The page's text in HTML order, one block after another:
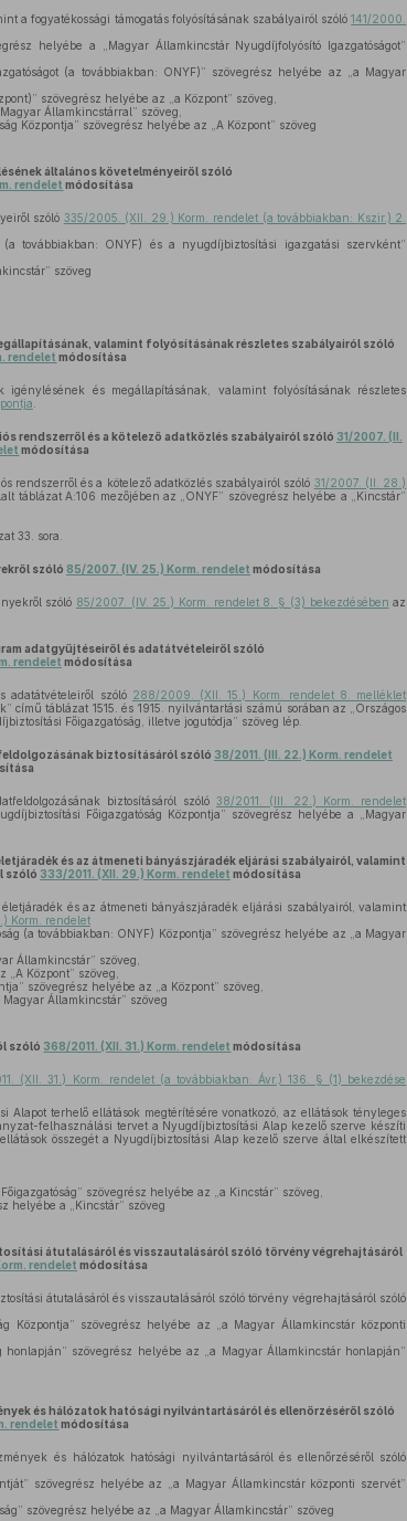
a fogyatékossági támogatás folyósításának szabályairól szóló141/2000.
helyébe a „Magyar Államkincstár Nyugdíjfolyósító Igazgatóságot”
(a továbbiakban: ONYF)” szövegrész helyébe az „a Magyar
szövegrész helyébe az „a Központ” szöveg,
Államkincstárral” szöveg,
Központja” szövegrész helyébe az „A Központ” szöveg
általános követelményeiről szóló
rendelet módosítása
szóló 335/2005. (XII. 29.) Korm. rendelet (a továbbiakban: Kszir.) 2.
továbbiakban: ONYF) és a nyugdíjbiztosítási igazgatási szervként”
szöveg
valamint folyósításának részletes szabályairól szóló
rendelet módosítása
és megállapításának, valamint folyósításának részletes
pontja
rendszerről és a kötelező adatközlés szabályairól szóló 31/2007. (II.
módosítása
rendszerről és a kötelező adatközlés szabályairól szóló 31/2007. (II. 28.)
táblázat A:106 mezőjében az „ONYF” szövegrész helyébe a „Kincstár”
33. sora.
szóló 85/2007. (IV. 25.) Korm. rendelet módosítása
szóló 85/2007. (IV. 25.) Korm. rendelet 8. § (3) bekezdésében az
adatgyűjtéseiről és adatátvételeiről szóló
rendelet módosítása
adatátvételeiről szóló 288/2009. (XII. 15.) Korm. rendelet 8. melléklet
című táblázat 1515. és 1915. nyilvántartási számú sorában az „Országos
Főigazgatóság, illetve jogutódja” szöveg lép.
biztosításáról szóló 38/2011. (III. 22.) Korm. rendelet
biztosításáról szóló38/2011. (III. 22.) Korm. rendelet
Főigazgatóság Központja” szövegrész helyébe a „Magyar
és az átmeneti bányászjáradék eljárási szabályairól, valamint
szóló 333/2011. (XII. 29.) Korm. rendelet módosítása
és az átmeneti bányászjáradék eljárási szabályairól, valamint
Korm. rendelet
(a továbbiakban: ONYF) Központja” szövegrész helyébe az „a Magyar
Államkincstár” szöveg,
Központ” szöveg,
szövegrész helyébe az „a Központ” szöveg,
Államkincstár” szöveg
szóló 368/2011. (XII. 31.) Korm. rendelet módosítása
(XII. 31.) Korm. rendelet (a továbbiakban: Ávr.) 136. § (1) bekezdése
Alapot terhelő ellátások megtérítésére vonatkozó, az ellátások tényleges
felhasználási tervet a Nyugdíjbiztosítási Alap kezelő szerve készíti
összegét a Nyugdíjbiztosítási Alap kezelő szerve által elkészített
szövegrész helyébe az „a Kincstár” szöveg,
helyébe a „Kincstár” szöveg
átutalásáról és visszautalásáról szóló törvény végrehajtásáról
rendelet módosítása
átutalásáról és visszautalásáról szóló törvény végrehajtásáról szóló
Központja” szövegrész helyébe az „a Magyar Államkincstár központi
honlapján” szövegrész helyébe az „a Magyar Államkincstár honlapján”
és hálózatok hatósági nyilvántartásáról és ellenőrzéséről szóló
rendelet módosítása
és hálózatok hatósági nyilvántartásáról és ellenőrzéséről szóló
szövegrész helyébe az „a Magyar Államkincstár központi szervét”
szövegrész helyébe az „a Magyar Államkincstár” szöveg